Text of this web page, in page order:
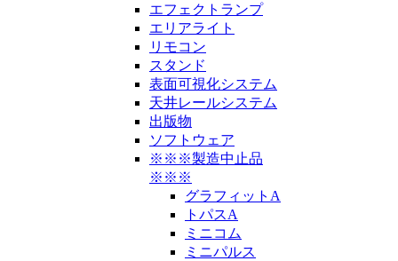
エフェクトランプ
エリアライト
リモコン
スタンド
表面可視化システム
天井レールシステム
出版物
ソフトウェア
※※※製造中止品
※※※
グラフィットA
トパスA
ミニコム
ミニパルス